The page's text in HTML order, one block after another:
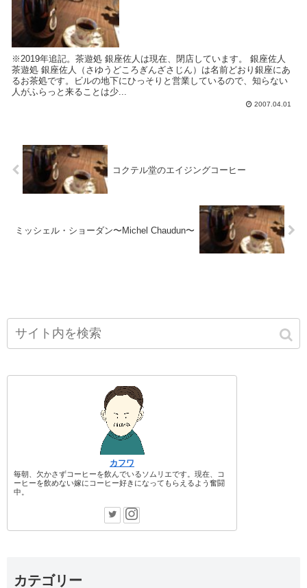
※2019年追記。茶遊処 銀座佐人は現在、閉店しています。 銀座佐人
茶遊処 銀座佐人（さゆうどころぎんざさじん）は名前どおり銀座にあ
るお茶処です。ビルの地下にひっそりと営業しているので、知らない
人がふらっと来ることは少...
2007.04.01
コクテル堂のエイジングコーヒー
ミッシェル・ショーダン〜Michel Chaudun〜
カフワ
毎朝、欠かさずコーヒーを飲んでいるソムリエです。現在、コ
ーヒーを飲めない嫁にコーヒー好きになってもらえるよう奮闘
中。
カテゴリー